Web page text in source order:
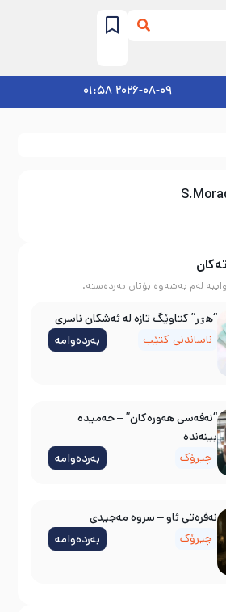
2026-08-09 01:58
لەم بەشەوە بۆتان بەردەستە.
“هۊر” کتاوێگ تازە لە ئەشکان ناسری
ناساندنی کتێب
بەردەوامە
“نەفەسی هەورەکان” – حەمیدە
بینەندە
چیرۆک
بەردەوامە
نه‌فره‌تی ئاو – سروه‌ مه‌جیدی
چیرۆک
بەردەوامە